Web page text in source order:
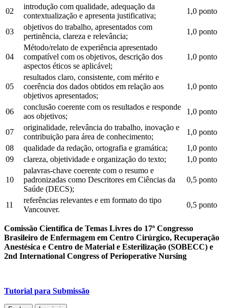
02
introdução com qualidade, adequação da
contextualização e apresenta justificativa;
1,0 ponto
03
objetivos do trabalho, apresentados com
pertinência, clareza e relevância;
1,0 ponto
04
Método/relato de experiência apresentado
compatível com os objetivos, descrição dos
aspectos éticos se aplicável;
1,0 ponto
05
resultados claro, consistente, com mérito e
coerência dos dados obtidos em relação aos
objetivos apresentados;
1,0 ponto
06
conclusão coerente com os resultados e responde
aos objetivos;
1,0 ponto
07
originalidade, relevância do trabalho, inovação e
contribuição para área de conhecimento;
1,0 ponto
08
qualidade da redação, ortografia e gramática;
1,0 ponto
09
clareza, objetividade e organização do texto; 1,0 ponto
10
palavras-chave coerente com o resumo e
padronizadas como Descritores em Ciências da
Saúde (DECS);
0,5 ponto
11
referências relevantes e em formato do tipo
Vancouver.
0,5 ponto
Comissão Científica de Temas Livres do 17º Congresso
Brasileiro de Enfermagem em Centro Cirúrgico, Recuperação
Anestésica e Centro de Material e Esterilização (SOBECC) e
2nd International Congress of Perioperative Nursing
Tutorial para Submissão